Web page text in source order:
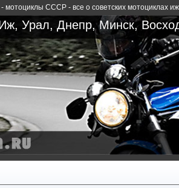
мотоциклы СССР - все о советских мотоциклах
Урал, Днепр, Минск,